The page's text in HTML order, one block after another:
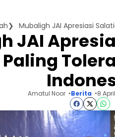
JAI
Amatul Noor Berita 8